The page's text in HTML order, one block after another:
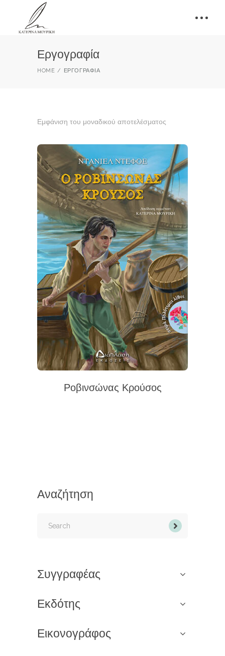
Εργογραφία
HOME ΕΡΓΟΓΡΑΦΊΑ
Εμφάνιση του μοναδικού αποτελέσματος
Ροβινσώνας Κρούσος
Αναζήτηση
Συγγραφέας
Εκδότης
Εικονογράφος